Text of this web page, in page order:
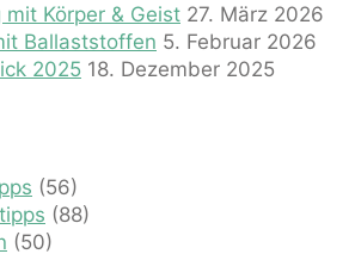
mit Körper & Geist 27. März 2026
Ballaststoffen 5. Februar 2026
2025 18. Dezember 2025
(56)
(88)
(50)